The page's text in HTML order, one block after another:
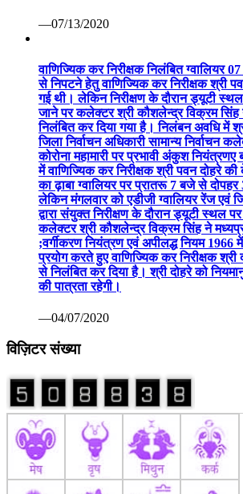
—07/13/2020
वाणिज्यिक कर निरीक्षक निलंबित ग्वालियर
से निपटने हेतु वाणिज्यिक कर निरीक्षक श्री
गई थी। लेकिन निरीक्षण के दौरान ड्यूटी
जाने पर कलेक्टर श्री कौशलेन्द्र विक्रम
निलंबित कर दिया गया है। निलंबन अवधि में
जिला निर्वाचन अधिकारी सामान्य निर्वाचन
कोरोना महामारी पर प्रभावी अंकुश
में वाणिज्यिक कर निरीक्षक श्री पवन दोहरे की
का ढ़ाबा ग्वालियर पर प्रातरू 7 बजे से
लेकिन मंगलवार को एडीजी ग्वालियर रेंज एवं
द्वारा संयुक्त निरीक्षण के दौरान ड्यूटी स्थल
कलेक्टर श्री कौशलेन्द्र विक्रम सिंह ने
;वर्गीकरण नियंत्रण एवं अपीलद्ध नियम 1966
प्रयोग करते हुए वाणिज्यिक कर निरीक्षक श्री
से निलंबित कर दिया है। श्री दोहरे को
की पात्रता रहेगी।
—04/07/2020
विज़िटर संख्या